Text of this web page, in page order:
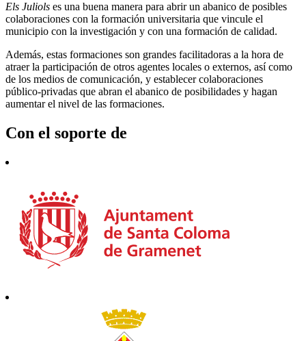
Els Juliols es una buena manera para abrir un abanico de posibles
colaboraciones con la formación universitaria que vincule el
municipio con la investigación y con una formación de calidad.
Además, estas formaciones son grandes facilitadoras a la hora de
atraer la participación de otros agentes locales o externos, así como
de los medios de comunicación, y establecer colaboraciones
público-privadas que abran el abanico de posibilidades y hagan
aumentar el nivel de las formaciones.
Con el soporte de